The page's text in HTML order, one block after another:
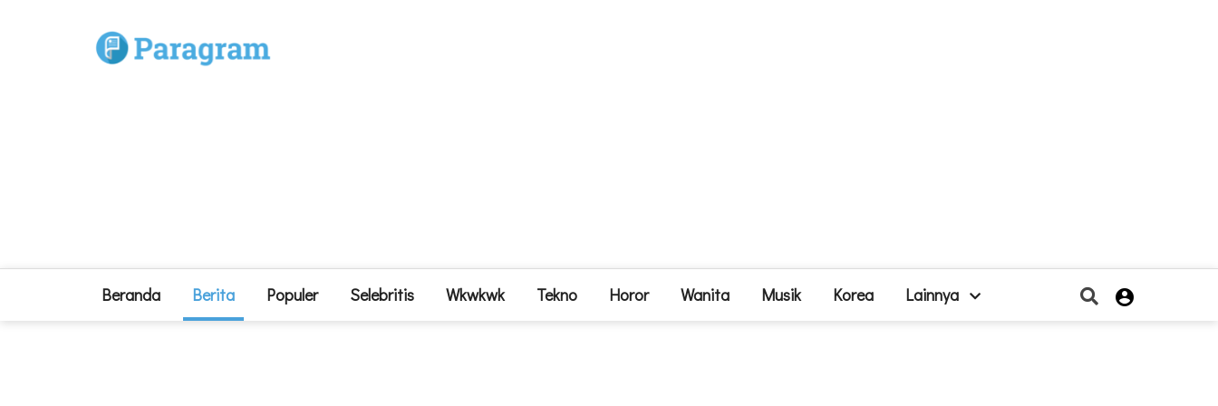
Beranda Berita Populer Selebritis Wkwkwk Tekno Horor Wanita Musik Korea Lainnya 